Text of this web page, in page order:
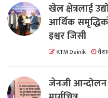
खेल क्षेत्रलाई
आर्थिक
इश्वर जिसी
KTM Dainik
जेनजी आन्दोलन